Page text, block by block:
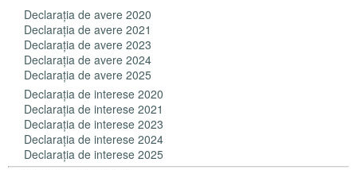
Declaraţia de avere 2020
Declaraţia de avere 2021
Declaraţia de avere 2023
Declaraţia de avere 2024
Declaraţia de avere 2025
Declaraţia de interese 2020
Declaraţia de interese 2021
Declaraţia de interese 2023
Declaraţia de interese 2024
Declaraţia de interese 2025